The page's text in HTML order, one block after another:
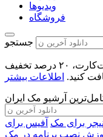
ویدیو‌ها
فروشگاه
جستجو
تا تاریخ ۳۰ مرداد ۱۴۰۵ با خرید هر گیفت‌کارت، ۲۰ درصد تخفیف
کنید. اطلاعات بیشتر
برای مک آفیس برای
نصب برنامه در مک